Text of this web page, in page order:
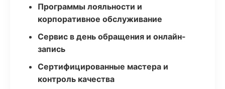
Программы лояльности и
корпоративное обслуживание
Сервис в день обращения и онлайн-
запись
Сертифицированные мастера и
контроль качества